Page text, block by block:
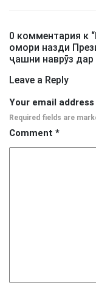
0 комментария к “
омори назди
ҷашни наврӯз
Leave a Reply
Your email
Required fields are
Comment *